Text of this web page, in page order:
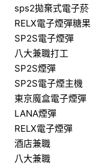
sps2拋棄式電子菸
RELX電子煙彈糖果
SP2S電子煙彈
八大兼職打工
SP2S煙彈
SP2S電子煙主機
東京魔盒電子煙彈
LANA煙彈
RELX電子煙彈
酒店兼職
八大兼職